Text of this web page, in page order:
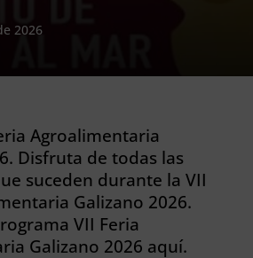
2026
Agroalimentaria
Disfruta de todas las
suceden durante la VII
Galizano 2026.
VII Feria
Galizano 2026 aquí.